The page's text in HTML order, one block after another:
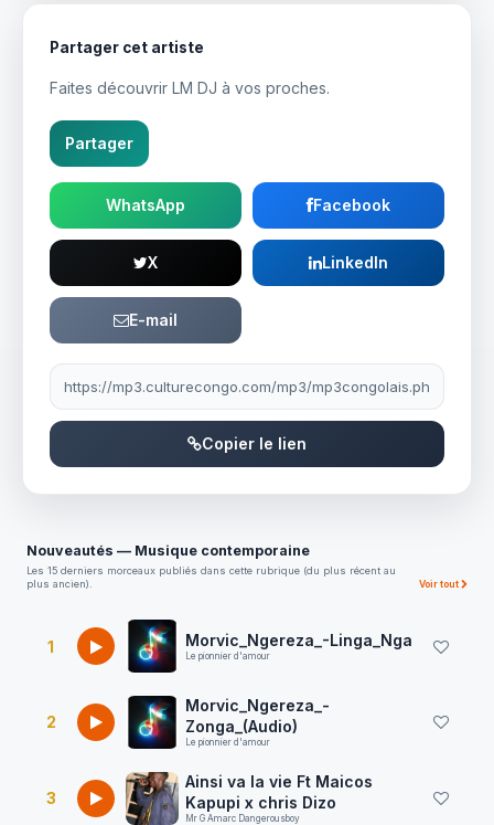
Partager cet artiste
Faites découvrir LM DJ à vos proches.
Partager
WhatsApp Facebook
X LinkedIn
E-mail
Lien à partager
Copier le lien
Nouveautés — Musique contemporaine
Les 15 derniers morceaux publiés dans cette rubrique (du plus récent au
plus ancien).
Voir tout
1 Morvic_Ngereza_-Linga_Nga
Le pionnier d'amour
2
Morvic_Ngereza_-
Zonga_(Audio)
Le pionnier d'amour
3
Ainsi va la vie Ft Maicos
Kapupi x chris Dizo
Mr G Amarc Dangerousboy